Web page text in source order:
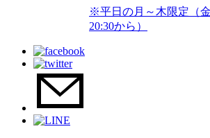
※平日の月～木限定（
20:30から）